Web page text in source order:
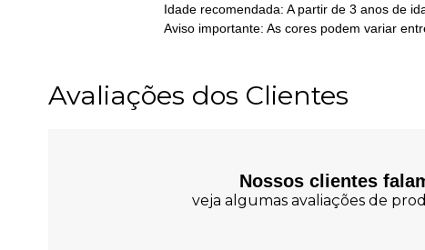
Idade recomendada: A partir de 3 anos de
Aviso importante: As cores podem variar
Avaliações dos Clientes
Nossos clientes
veja algumas avaliações de